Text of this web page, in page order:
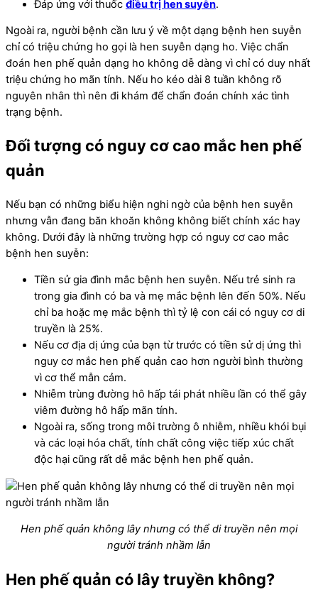
Đáp ứng với thuốc điều trị hen suyễn.
Ngoài ra, người bệnh cần lưu ý về một dạng bệnh hen suyễn
chỉ có triệu chứng ho gọi là hen suyễn dạng ho. Việc chẩn
đoán hen phế quản dạng ho không dễ dàng vì chỉ có duy nhất
triệu chứng ho mãn tính. Nếu ho kéo dài 8 tuần không rõ
nguyên nhân thì nên đi khám để chẩn đoán chính xác tình
trạng bệnh.
Đối tượng có nguy cơ cao mắc hen phế
quản
Nếu bạn có những biểu hiện nghi ngờ của bệnh hen suyễn
nhưng vẫn đang băn khoăn không không biết chính xác hay
không. Dưới đây là những trường hợp có nguy cơ cao mắc
bệnh hen suyễn:
Tiền sử gia đình mắc bệnh hen suyễn. Nếu trẻ sinh ra
trong gia đình có ba và mẹ mắc bệnh lên đến 50%. Nếu
chỉ ba hoặc mẹ mắc bệnh thì tỷ lệ con cái có nguy cơ di
truyền là 25%.
Nếu cơ địa dị ứng của bạn từ trước có tiền sử dị ứng thì
nguy cơ mắc hen phế quản cao hơn người bình thường
vì cơ thể mẫn cảm.
Nhiễm trùng đường hô hấp tái phát nhiều lần có thể gây
viêm đường hô hấp mãn tính.
Ngoài ra, sống trong môi trường ô nhiễm, nhiều khói bụi
và các loại hóa chất, tính chất công việc tiếp xúc chất
độc hại cũng rất dễ mắc bệnh hen phế quản.
Hen phế quản không lây nhưng có thể di truyền nên mọi
người tránh nhầm lẫn
Hen phế quản có lây truyền không?